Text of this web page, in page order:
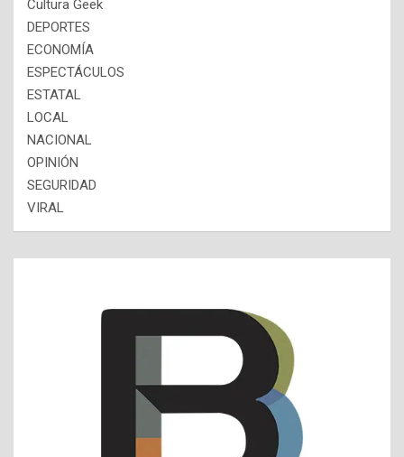
Cultura Geek
DEPORTES
ECONOMÍA
ESPECTÁCULOS
ESTATAL
LOCAL
NACIONAL
OPINIÓN
SEGURIDAD
VIRAL